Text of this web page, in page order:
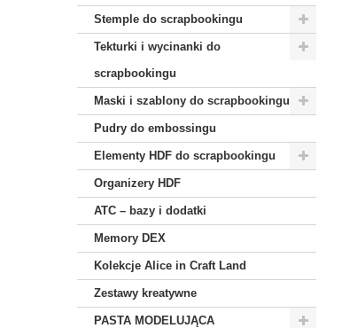
Stemple do scrapbookingu
Tekturki i wycinanki do
scrapbookingu
Maski i szablony do scrapbookingu
Pudry do embossingu
Elementy HDF do scrapbookingu
Organizery HDF
ATC – bazy i dodatki
Memory DEX
Kolekcje Alice in Craft Land
Zestawy kreatywne
PASTA MODELUJĄCA